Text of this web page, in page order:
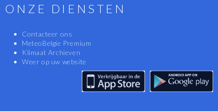
ONZE DIENSTEN
Contacteer ons
MeteoBelgie Premium
Klimaat Archieven
Weer op uw website